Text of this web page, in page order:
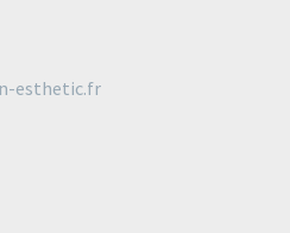
esthetic.fr